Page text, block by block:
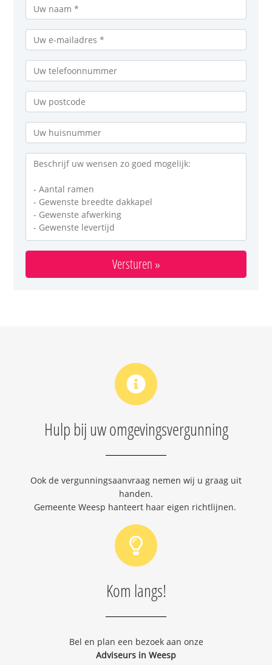
Hulp bij uw omgevingsvergunning
Ook de vergunningsaanvraag nemen wij u graag uit
handen.
Gemeente Weesp hanteert haar eigen richtlijnen.
Kom langs!
Bel en plan een bezoek aan onze
Adviseurs in Weesp